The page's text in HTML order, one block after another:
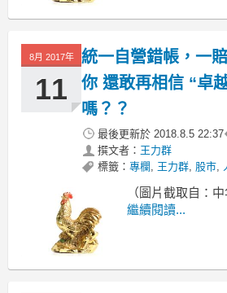
8月 2017年
11
統一自營錯帳，一
你 還敢再相信 “卓
嗎？？
最後更新於 2018.8.5 22:37
撰文者： 王力群
標籤： 專欄 , 王力群, 股市,
（圖片截取自：中
繼續閱讀...